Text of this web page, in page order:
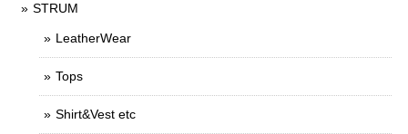
STRUM
LeatherWear
Tops
Shirt&Vest etc